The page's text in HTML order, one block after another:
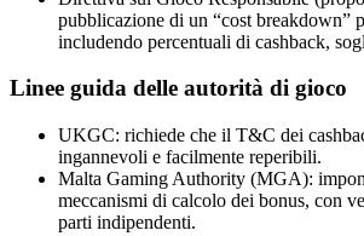
pubblicazione di un “cost breakdown”
includendo percentuali di cashback,
Linee guida delle autorità di gioco
UKGC: richiede che il T&C dei
ingannevoli e facilmente reperibili.
Malta Gaming Authority (MGA):
meccanismi di calcolo dei bonus, con
parti indipendenti.